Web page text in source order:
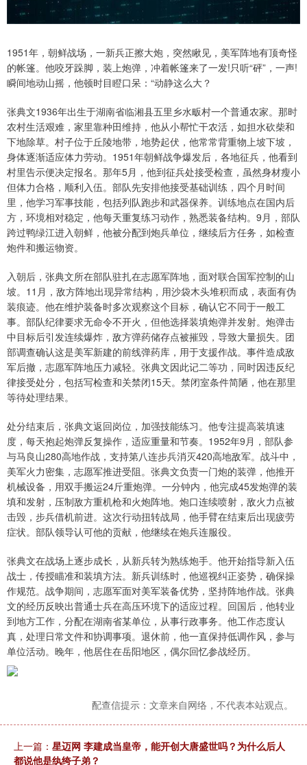
1951年，朝鲜战场，一新兵正擦大炮，突然瞅见，美军阵地有顶奇怪
的帐篷。他咬牙跺脚，装上炮弹，冲着帐篷来了一发!只听“砰”，一声!
瞬间地动山摇，他顿时目瞪口呆：“动静这么大？
张典文1936年出生于湖南省临湘县五里乡水畈村一个普通农家。那时
农村生活艰难，家里靠种田维持，他从小帮忙干农活，如担水砍柴和
下地除草。村子位于丘陵地带，地势起伏，他常常背重物上坡下坡，
身体逐渐适应体力劳动。1951年朝鲜战争爆发后，各地征兵，他看到
村里告示便决定报名。那年5月，他到征兵处接受检查，虽然身材瘦小
但体力合格，顺利入伍。部队先安排他接受基础训练，四个月时间
里，他学习军事技能，包括列队跑步和武器保养。训练地点在国内后
方，环境相对稳定，他每天重复练习动作，熟悉装备结构。9月，部队
跨过鸭绿江进入朝鲜，他被分配到炮兵单位，继续后方任务，如检查
炮件和搬运物资。
入朝后，张典文所在部队驻扎在志愿军阵地，面对联合国军控制的山
坡。11月，敌方阵地出现异常结构，用沙袋木头堆积而成，表面有伪
装痕迹。他在维护装备时多次观察这个目标，确认它不同于一般工
事。部队纪律要求无命令不开火，但他选择装填炮弹并发射。炮弹击
中目标后引发连续爆炸，敌方弹药储存点被摧毁，导致大量损失。团
部调查确认这是美军新建的前线弹药库，用于支援作战。事件造成敌
军后撤，志愿军阵地压力减轻。张典文因此记二等功，同时因违反纪
律接受处分，包括写检查和关禁闭15天。禁闭室条件简陋，他在那里
等待处理结果。
处分结束后，张典文返回岗位，加强技能练习。他专注提高装填速
度，每天抱起炮弹反复操作，适应重量和节奏。1952年9月，部队参
与马良山280高地作战，支持第八连步兵消灭420高地敌军。战斗中，
美军火力密集，志愿军推进受阻。张典文负责一门炮的装弹，他推开
机械设备，用双手搬运24斤重炮弹。一分钟内，他完成45发炮弹的装
填和发射，压制敌方重机枪和火炮阵地。炮口连续喷射，敌火力点被
击毁，步兵借机前进。这次行动扭转战局，他手臂在结束后出现疲劳
症状。部队领导认可他的贡献，他继续在炮兵连服役。
张典文在战场上逐步成长，从新兵转为熟练炮手。他开始指导新入伍
战士，传授瞄准和装填方法。新兵训练时，他巡视纠正姿势，确保操
作规范。战争期间，志愿军面对美军装备优势，坚持阵地作战。张典
文的经历反映出普通士兵在高压环境下的适应过程。回国后，他转业
到地方工作，分配在湖南省某单位，从事行政事务。他工作态度认
真，处理日常文件和协调事项。退休前，他一直保持低调作风，参与
单位活动。晚年，他居住在岳阳地区，偶尔回忆参战经历。
配查信提示：文章来自网络，不代表本站观点。
上一篇： 星迈网 李建成当皇帝，能开创大唐盛世吗？为什么后人
都说他是纨绔子弟？